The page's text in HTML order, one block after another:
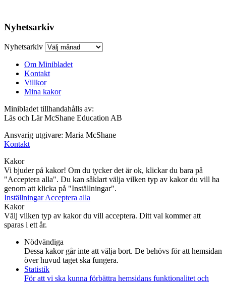
Nyhetsarkiv
Nyhetsarkiv
Om Minibladet
Kontakt
Villkor
Mina kakor
Minibladet tillhandahålls av:
Läs och Lär McShane Education AB
Ansvarig utgivare: Maria McShane
Kontakt
Kakor
Vi bjuder på kakor! Om du tycker det är ok, klickar du bara på
"Acceptera alla". Du kan såklart välja vilken typ av kakor du vill ha
genom att klicka på "Inställningar".
InställningarAcceptera alla
Kakor
Välj vilken typ av kakor du vill acceptera. Ditt val kommer att
sparas i ett år.
Nödvändiga
Dessa kakor går inte att välja bort. De behövs för att hemsidan
över huvud taget ska fungera.
Statistik
För att vi ska kunna förbättra hemsidans funktionalitet och